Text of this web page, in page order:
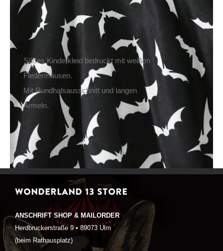
Lieferzeit: ca. 1-2 Tage DE, ca. 3-4 Tage EU
Süßes Kinderkleid bedruckt mit weißen
Fledermäusen.
Mit Rundhalsausschnitt und langen
Ärmeln.
WONDERLAND 13 STORE
ANSCHRIFT SHOP & MAILORDER
Herdbruckerstraße 9 • 89073 Ulm
(beim Rathausplatz)